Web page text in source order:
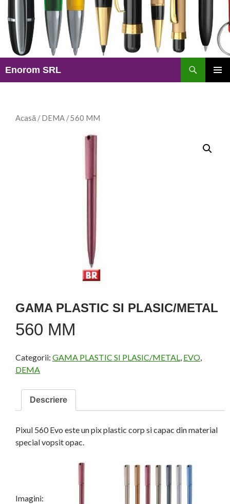
Enorom SRL
Acasă /DEMA / 560 MM
GAMA PLASTIC SI PLASIC/METAL
560 MM
Categorii: GAMA PLASTIC SI PLASIC/METAL EVO
DEMA
Descriere
Pixul 560 Evo este un pix plastic corp si capac din material
special vopsit opac.
Imagini: